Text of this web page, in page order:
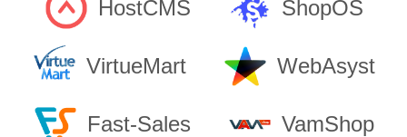
HostCMS ShopOS
VirtueMart WebAsyst
Fast-Sales VamShop